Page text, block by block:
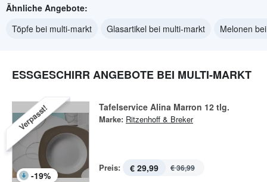
Ähnliche Angebote:
Töpfe bei multi-markt
Glasartikel bei multi-markt Melonen
ESSGESCHIRR ANGEBOTE BEI MULTI-MARKT
Verpasst!
-19%
Tafelservice Alina Marron 12 tlg.
Marke: Ritzenhoff & Breker
Preis: € 29,99 € 36,99